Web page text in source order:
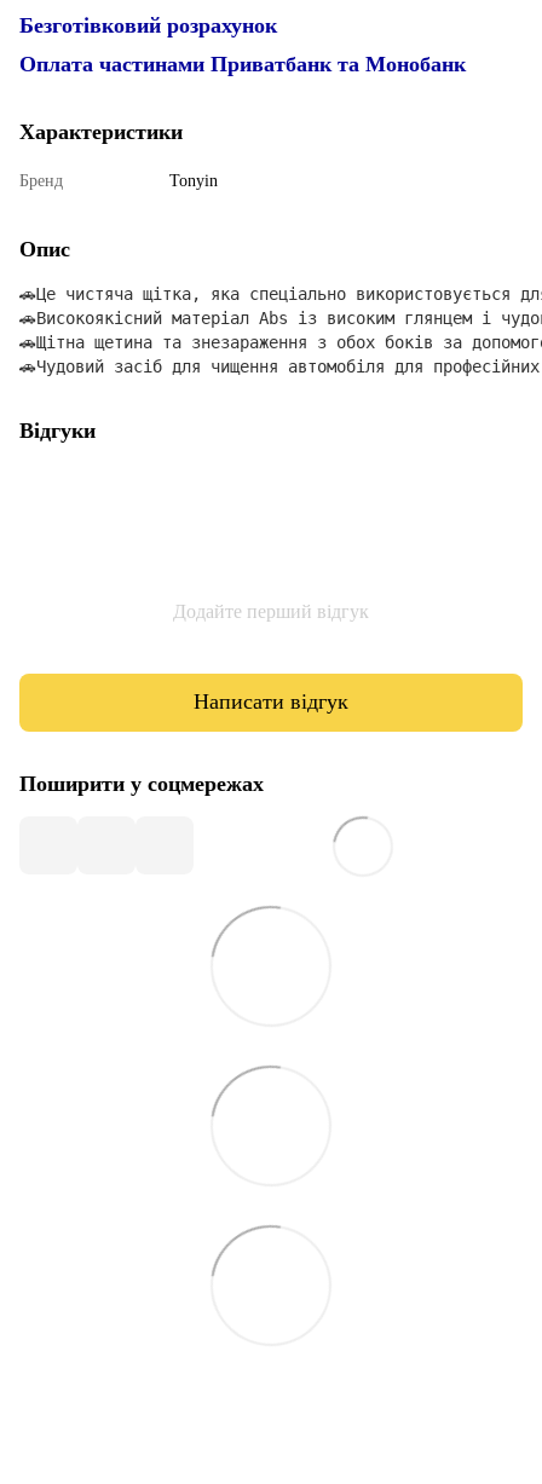
Безготівковий розрахунок
Оплата частинами Приватбанк та Монобанк
Характеристики
Бренд Tonyin
Опис
🚗Це чистяча щітка, яка спеціально використовується
🚗Високоякісний матеріал Abs із високим глянцем і
🚗Щітна щетина та знезараження з обох боків за
🚗Чудовий засіб для чищення автомобіля для
Відгуки
Додайте перший відгук
Написати відгук
Поширити у соцмережах